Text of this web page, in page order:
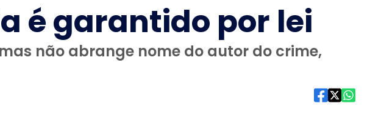
é garantido por lei
não abrange nome do autor do crime,